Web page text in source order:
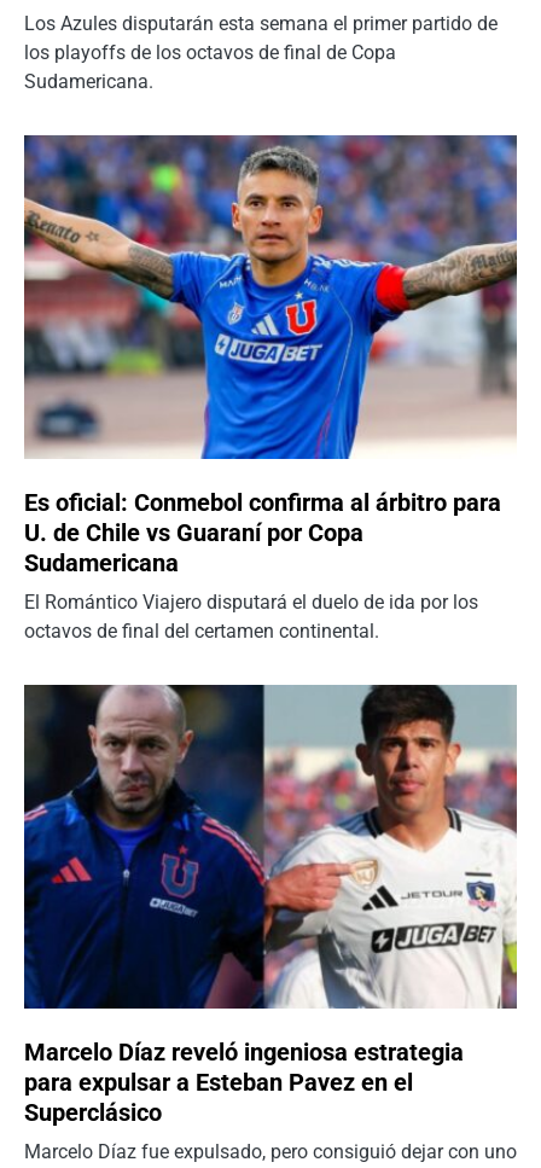
Los Azules disputarán esta semana el primer partido de
los playoffs de los octavos de final de Copa
Sudamericana.
Es oficial: Conmebol confirma al árbitro para
U. de Chile vs Guaraní por Copa
Sudamericana
El Romántico Viajero disputará el duelo de ida por los
octavos de final del certamen continental.
Marcelo Díaz reveló ingeniosa estrategia
para expulsar a Esteban Pavez en el
Superclásico
Marcelo Díaz fue expulsado, pero consiguió dejar con uno